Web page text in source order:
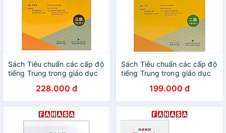
Sách Tiêu chuẩn các cấp độ
tiếng Trung trong giáo dục
trình luyện và nhớ nhanh từ
vựng - Cấp độ 3
228.000 đ
Sách Tiêu chuẩn các cấp độ
tiếng Trung trong giáo dục
trình luyện và nhớ nhanh từ
vựng - Cấp độ 2
199.000 đ